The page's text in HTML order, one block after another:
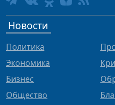
Новости
Политика
Экономика
Бизнес
Общество